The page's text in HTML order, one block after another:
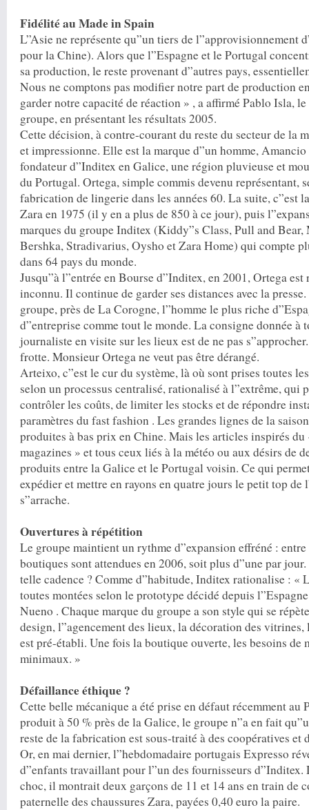
Fidélité au Made in Spain
L”Asie ne représente qu”un tiers de l”approvisionnement
pour la Chine). Alors que l”Espagne et le Portugal
sa production, le reste provenant d”autres pays,
Nous ne comptons pas modifier notre part de production
garder notre capacité de réaction » , a affirmé Pablo Isla,
groupe, en présentant les résultats 2005.
Cette décision, à contre-courant du reste du secteur de la
et impressionne. Elle est la marque d”un homme,
fondateur d”Inditex en Galice, une région pluvieuse et
du Portugal. Ortega, simple commis devenu représentant,
fabrication de lingerie dans les années 60. La suite, c”est
Zara en 1975 (il y en a plus de 850 à ce jour), puis
marques du groupe Inditex (Kiddy”s Class, Pull and
Bershka, Stradivarius, Oysho et Zara Home) qui compte
dans 64 pays du monde.
Jusqu”à l”entrée en Bourse d”Inditex, en 2001, Ortega est
inconnu. Il continue de garder ses distances avec la
groupe, près de La Corogne, l”homme le plus riche
d”entreprise comme tout le monde. La consigne donnée à
journaliste en visite sur les lieux est de ne pas
frotte. Monsieur Ortega ne veut pas être dérangé.
Arteixo, c”est le cur du système, là où sont prises toutes
selon un processus centralisé, rationalisé à l”extrême, qui
contrôler les coûts, de limiter les stocks et de répondre
paramètres du fast fashion . Les grandes lignes de la
produites à bas prix en Chine. Mais les articles inspirés du
magazines » et tous ceux liés à la météo ou aux désirs de
produits entre la Galice et le Portugal voisin. Ce qui
expédier et mettre en rayons en quatre jours le petit top de
s”arrache.
Ouvertures à répétition
Le groupe maintient un rythme ­d”expansion effréné :
boutiques sont attendues en 2006, soit plus d”une par
telle cadence ? Comme d”habitude, Inditex rationalise : «
toutes montées selon le prototype décidé depuis
Nueno . Chaque marque du groupe a son style qui se
design, l”agencement des lieux, la décoration des vitrines,
est pré-établi. Une fois la boutique ouverte, les besoins de
minimaux. »
Défaillance éthique ?
Cette belle mécanique a été prise en défaut récemment
produit à 50 % près de la Galice, le groupe n”a en fait
reste de la fabrication est sous-traité à des coopératives et
Or, en mai dernier, l”hebdomadaire portugais Expresso
d”enfants travaillant pour l”un des fournisseurs d”Inditex.
choc, il montrait deux garçons de 11 et 14 ans en train de
paternelle des chaus­sures Zara, payées 0,40 euro la paire.